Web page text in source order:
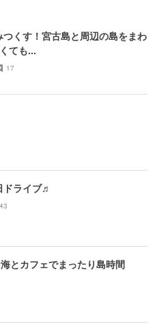
つくす！宮古島と周辺の島をまわ
ても...
17
ドライブ♬
43
とカフェでまったり島時間